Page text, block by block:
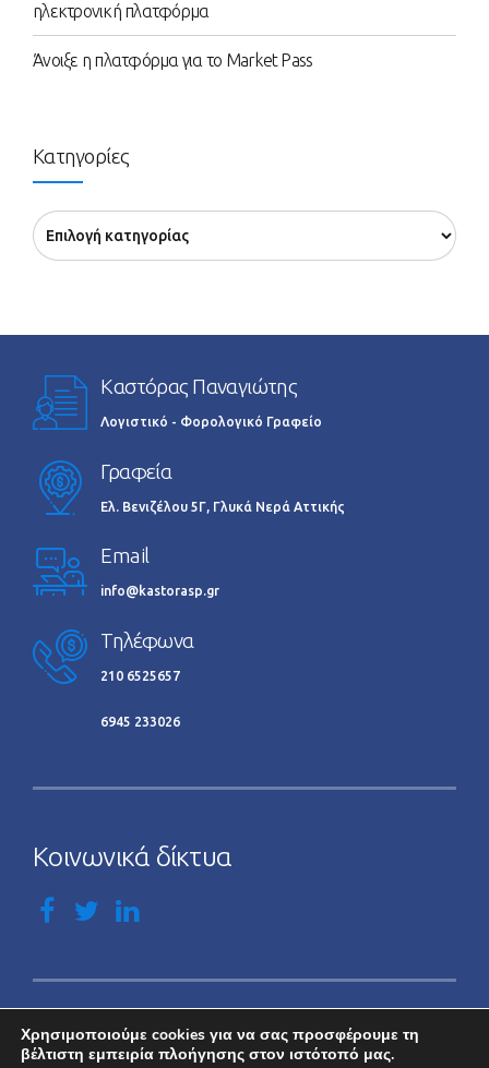
ηλεκτρονική πλατφόρμα
Άνοιξε η πλατφόρμα για το Market Pass
Κατηγορίες
Καστόρας Παναγιώτης
Λογιστικό - Φορολογικό Γραφείο
Γραφεία
Ελ. Βενιζέλου 5Γ, Γλυκά Νερά Αττικής
Email
info@kastorasp.gr
Τηλέφωνα
210 6525657
6945 233026
Κοινωνικά δίκτυα
Copyright byKastorasp.gr. Με την επιφύλαξη παντός
δικαιώματος.
Χρησιμοποιούμε cookies για να σας προσφέρουμε τη
βέλτιστη εμπειρία πλοήγησης στον ιστότοπό μας.